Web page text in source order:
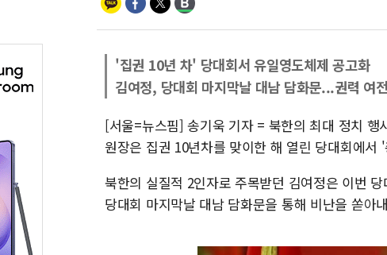
'집권 10년 차' 당대회서 유일영도체제 공고화
김여정, 당대회 마지막날 대남 담화문...권력 여전
[서울=뉴스핌] 송기욱 기자 = 북한의 최대 정치
원장은 집권 10년차를 맞이한 해 열린 당대회에
북한의 실질적 2인자로 주목받던 김여정은 이번
당대회 마지막날 대남 담화문을 통해 비난을 쏟아